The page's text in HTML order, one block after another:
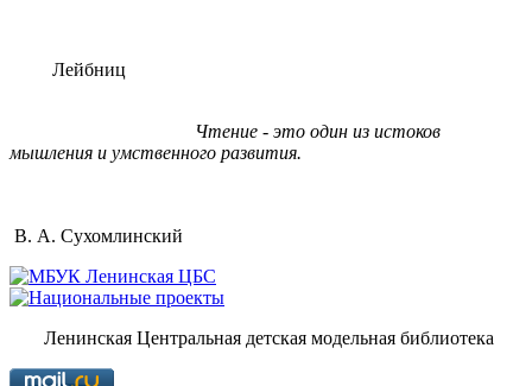
Лейбниц
Чтение - это один из истоков
мышления и умственного развития.
В. А. Сухомлинский
Ленинская Центральная детская модельная библиотека